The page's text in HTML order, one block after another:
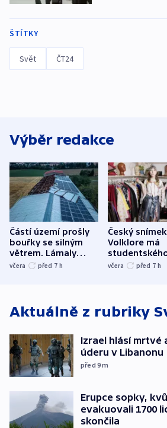
ŠTÍTKY
Svět ČT24
Výběr redakce
Částí území prošly
bouřky se silným
větrem. Lámaly
stromy a poničily
včera před 7 h
Český snímek
Volklore má
Oscara,
včera před 7 h
Aktuálně z rubriky
Izrael hlásí mrtvé
úderu v Libanonu
před 9m
Erupce sopky,
evakuovali 1700
skončila